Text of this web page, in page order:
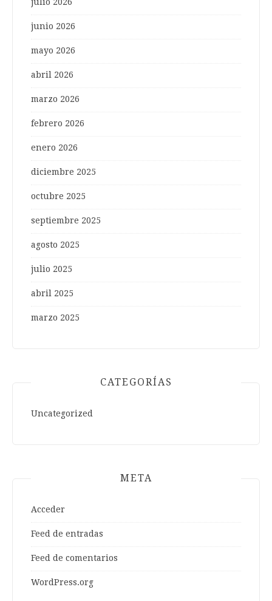
junio 2026
mayo 2026
abril 2026
marzo 2026
febrero 2026
enero 2026
diciembre 2025
octubre 2025
septiembre 2025
agosto 2025
julio 2025
abril 2025
marzo 2025
CATEGORÍAS
Uncategorized
META
Acceder
Feed de entradas
Feed de comentarios
WordPress.org